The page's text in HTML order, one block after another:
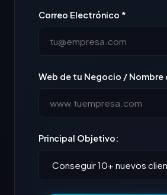
Correo Electrónico *
Web de tu Negocio / Nombre
Principal Objetivo: